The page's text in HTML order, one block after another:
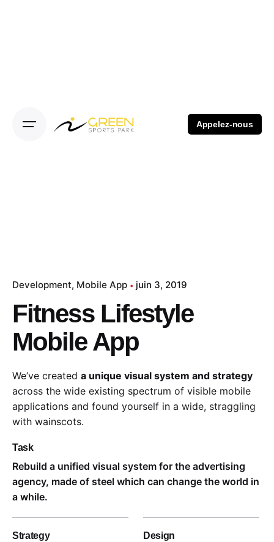
Appelez-nous
Development Mobile App juin 3, 2019
Fitness Lifestyle
Mobile App
We’ve created a unique visual system and strategy
across the wide existing spectrum of visible mobile
applications and found yourself in a wide, straggling
with wainscots.
Task
Rebuild a unified visual system for the advertising
agency, made of steel which can change the world in
a while.
Strategy Design